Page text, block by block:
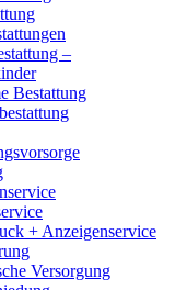
–
Bestattung
+ Anzeigenservice
Versorgung